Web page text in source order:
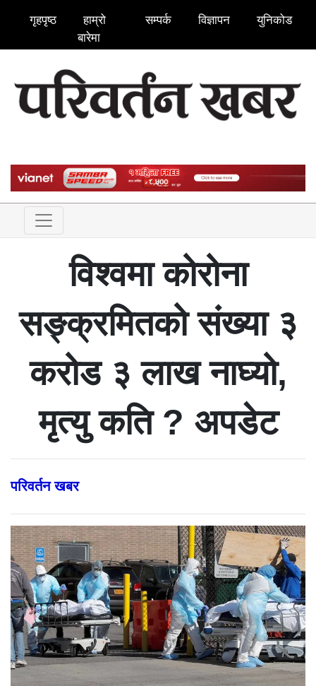
गृहपृष्ठ
हाम्रो
बारेमा
सम्पर्क विज्ञापन युनिकोड
विश्वमा कोरोना
सङ्क्रमितको संख्या ३
करोड ३ लाख नाघ्यो,
मृत्यु कति ? अपडेट
परिवर्तन खबर